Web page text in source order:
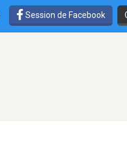
Session de Facebook